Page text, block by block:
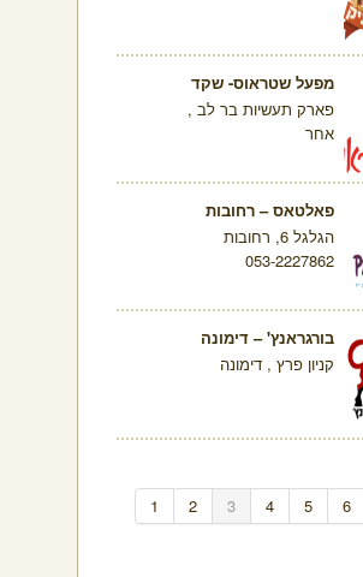
מפעל שטראוס- שקד
פארק תעשיות בר לב ,
אחר
פאלטאס – רחובות
הגלגל 6, רחובות
053-2227862
בורגראנץ' – דימונה
קניון פרץ , דימונה
1 2 3 4 5 6